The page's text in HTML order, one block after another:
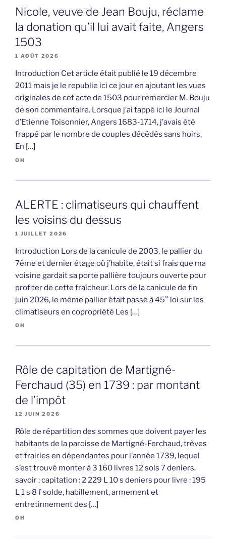
Nicole, veuve de Jean Bouju, réclame
la donation qu’il lui avait faite, Angers
1503
1 AOÛT 2026
Introduction Cet article était publié le 19 décembre
2011 mais je le republie ici ce jour en ajoutant les vues
originales de cet acte de 1503 pour remercier M. Bouju
de son commentaire. Lorsque j’ai tappé ici le Journal
d’Etienne Toisonnier, Angers 1683-1714, j’avais été
frappé par le nombre de couples décédés sans hoirs.
En […]
OH
ALERTE : climatiseurs qui chauffent
les voisins du dessus
1 JUILLET 2026
Introduction Lors de la canicule de 2003, le pallier du
7ème et dernier étage où j’habite, était si frais que ma
voisine gardait sa porte pallière toujours ouverte pour
profiter de cette fraîcheur. Lors de la canicule de fin
juin 2026, le même pallier était passé à 45° loi sur les
climatiseurs en copropriété Les […]
OH
Rôle de capitation de Martigné-
Ferchaud (35) en 1739 : par montant
de l’impôt
12 JUIN 2026
Rôle de répartition des sommes que doivent payer les
habitants de la paroisse de Martigné-Ferchaud, trèves
et frairies en dépendantes pour l’année 1739, lequel
s’est trouvé monter à 3 160 livres 12 sols 7 deniers,
savoir : capitation : 2 229 L 10 s deniers pour livre : 195
L 1 s 8 f solde, habillement, armement et
entretinnement des […]
OH